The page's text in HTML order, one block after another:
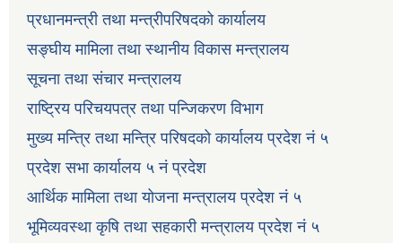
प्रधानमन्त्री तथा मन्त्रीपरिषदको कार्यालय
सङ्घीय मामिला तथा स्थानीय विकास मन्त्रालय
सूचना तथा संचार मन्त्रालय
राष्ट्रिय परिचयपत्र तथा पन्जिकरण विभाग
मुख्य मन्त्रि तथा मन्त्रि परिषदको कार्यालय प्रदेश नं ५
प्रदेश सभा कार्यालय ५ नं प्रदेश
आर्थिक मामिला तथा योजना मन्त्रालय प्रदेश नं ५
भूमिव्यवस्था कृषि तथा सहकारी मन्त्रालय प्रदेश नं ५